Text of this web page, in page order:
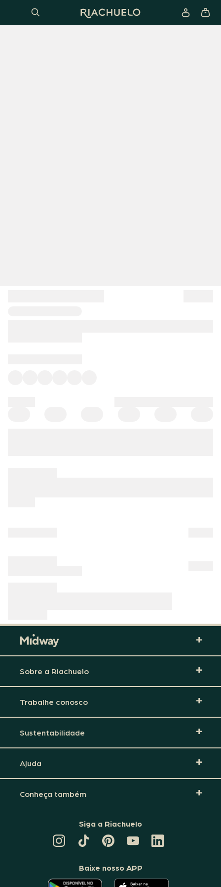
Sobre a Riachuelo
Trabalhe conosco
Sustentabilidade
Ajuda
Conheça também
Siga a Riachuelo
TIKTOK
DA
PINTEREST
DA
CANAL
DA
RIACHUELO
LINKEDIN
DA
Baixe nosso APP
O O